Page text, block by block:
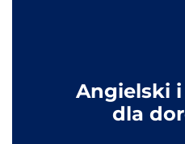
Angielski
dla